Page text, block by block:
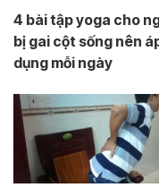
4 bài tập yoga cho
bị gai cột sống nên
dụng mỗi ngày